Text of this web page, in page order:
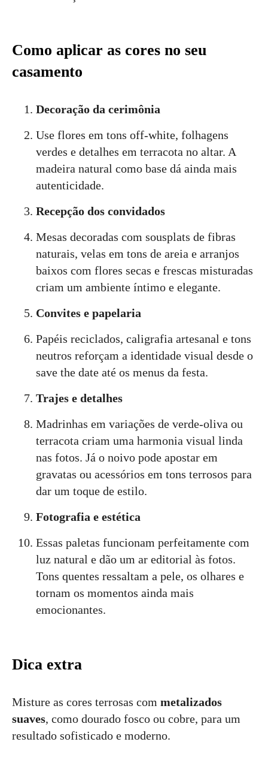
Como aplicar as cores no seu
casamento
Decoração da cerimônia
Use flores em tons off-white, folhagens
verdes e detalhes em terracota no altar. A
madeira natural como base dá ainda mais
autenticidade.
Recepção dos convidados
Mesas decoradas com sousplats de fibras
naturais, velas em tons de areia e arranjos
baixos com flores secas e frescas misturadas
criam um ambiente íntimo e elegante.
Convites e papelaria
Papéis reciclados, caligrafia artesanal e tons
neutros reforçam a identidade visual desde o
save the date até os menus da festa.
Trajes e detalhes
Madrinhas em variações de verde-oliva ou
terracota criam uma harmonia visual linda
nas fotos. Já o noivo pode apostar em
gravatas ou acessórios em tons terrosos para
dar um toque de estilo.
Fotografia e estética
Essas paletas funcionam perfeitamente com
luz natural e dão um ar editorial às fotos.
Tons quentes ressaltam a pele, os olhares e
tornam os momentos ainda mais
emocionantes.
Dica extra
Misture as cores terrosas com metalizados
suaves, como dourado fosco ou cobre, para um
resultado sofisticado e moderno.